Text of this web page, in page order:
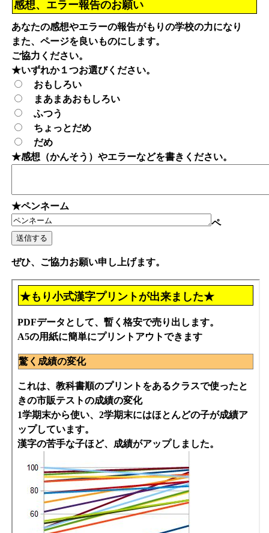
感想、エラー報告のお願い
あなたの感想やエラーの報告がもりの学校の力になり
また、ページを良いものにします。
ご協力ください。
★いずれか１つお選びください。
おもしろい
まあまあおもしろい
ふつう
ちょっとだめ
だめ
★感想（かんそう）やエラーなどを書きください。
★ペンネーム
ペ
ぜひ、ご協力お願い申し上げます。